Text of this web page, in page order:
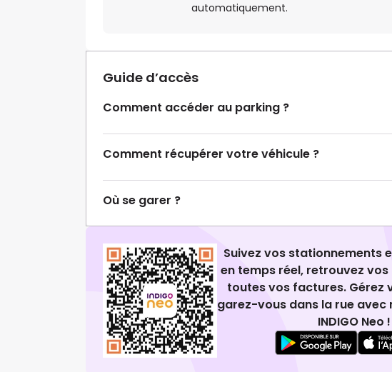
automatiquement.
Guide d’accès
Comment accéder au parking ?
Comment récupérer votre véhicule ?
Où se garer ?
Suivez vos stationnements
en temps réel, retrouvez
toutes vos factures. Gérez
garez-vous dans la rue
INDIGO Neo !